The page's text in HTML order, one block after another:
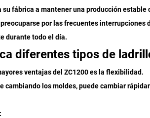
su fábrica a mantener una producción estable
por las frecuentes interrupciones
durante todo el día.
diferentes tipos de
ventajas del ZC1200 es la flexibilidad.
cambiando los moldes, puede cambiar